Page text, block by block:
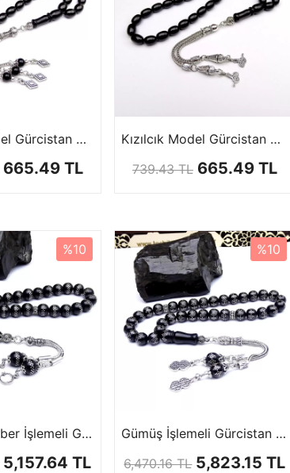
Kızılcık Model Gürcistan Oltutaşı Tesbihi
665.49 TL
Kızılcık Model Gürcistan Oltutaşı Tesbihi
739.43 TL 665.49 TL
%10
Gümüş Çember İşlemeli Gürcistan Oltu Tesbihi
5,157.64 TL
%10
Gümüş İşlemeli Gürcistan Oltu Tesbih
6,470.16 TL 5,823.15 TL